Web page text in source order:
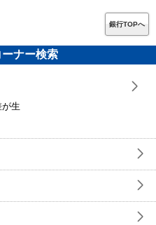
銀行TOPへ
ナー検索
生